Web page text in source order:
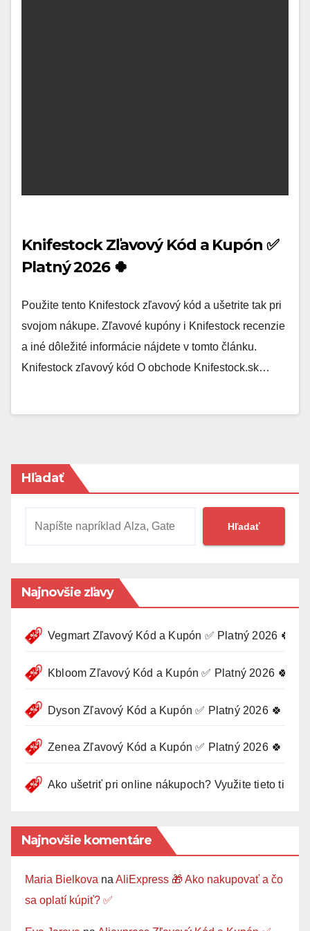
Knifestock Zľavový Kód a Kupón ✅
Platný 2026 🍀
Použite tento Knifestock zľavový kód a ušetrite tak pri
svojom nákupe. Zľavové kupóny i Knifestock recenzie
a iné dôležité informácie nájdete v tomto článku.
Knifestock zľavový kód O obchode Knifestock.sk…
Hľadať
Hľadať
Najnovšie zľavy
Vegmart Zľavový Kód a Kupón ✅ Platný 2026 🍀
Kbloom Zľavový Kód a Kupón ✅ Platný 2026 🍀
Dyson Zľavový Kód a Kupón ✅ Platný 2026 🍀
Zenea Zľavový Kód a Kupón ✅ Platný 2026 🍀
Ako ušetriť pri online nákupoch? Využite tieto tipy 🛍️
Najnovšie komentáre
Maria Bielkova na AliExpress 🎁 Ako nakupovať a čo
sa oplatí kúpiť? ✅